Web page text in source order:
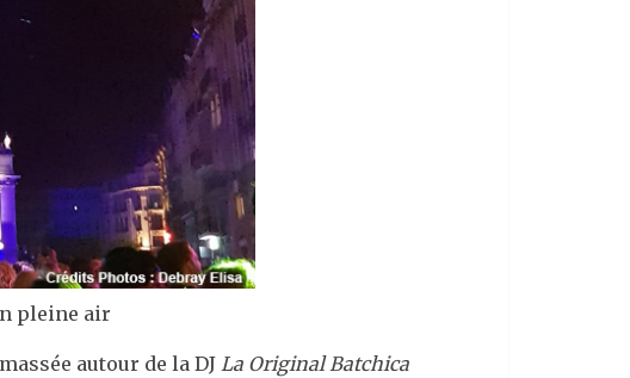
pleine air
autour de la DJ La Original Batchica